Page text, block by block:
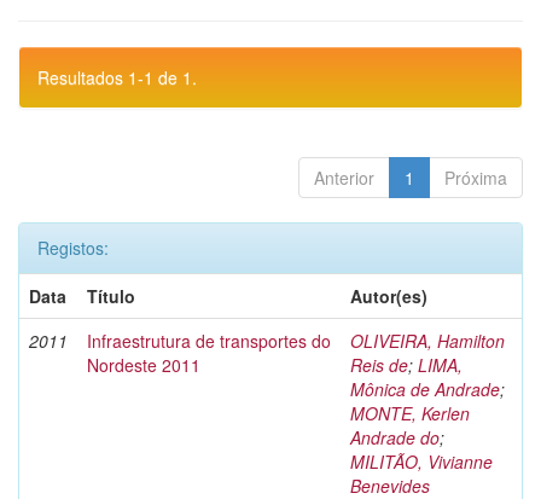
Resultados 1-1 de 1.
Anterior 1 Próxima
Registos:
Data
Título
Autor(es)
2011
Infraestrutura de transportes do
Nordeste 2011
OLIVEIRA, Hamilton
Reis de; LIMA,
Mônica de Andrade;
MONTE, Kerlen
Andrade do;
MILITÃO, Vivianne
Benevides